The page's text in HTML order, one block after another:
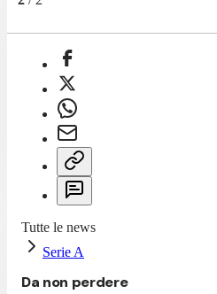
Tutte le news
Serie A
Da non perdere